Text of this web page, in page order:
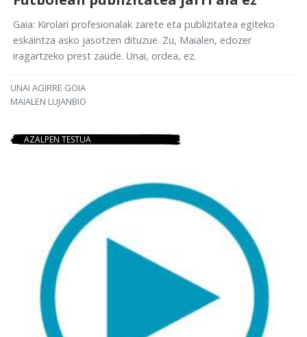
Gaia: Kirolari profesionalak zarete eta publizitatea egiteko
eskaintza asko jasotzen dituzue. Zu, Maialen, edozer
iragartzeko prest zaude. Unai, ordea, ez.
UNAI AGIRRE GOIA
MAIALEN LUJANBIO
AZALPEN TESTUA